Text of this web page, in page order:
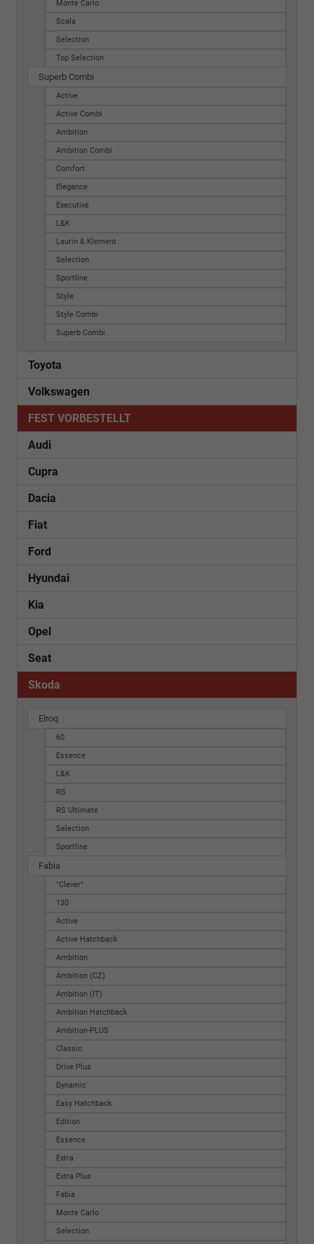
Monte Carlo
Scala
Selection
Top Selection
Superb Combi
Active
Active Combi
Ambition
Ambition Combi
Comfort
Elegance
Executive
L&K
Laurin & Klement
Selection
Sportline
Style
Style Combi
Superb Combi
Toyota
Volkswagen
FEST VORBESTELLT
Audi
Cupra
Dacia
Fiat
Ford
Hyundai
Kia
Opel
Seat
Skoda
Elroq
60
Essence
L&K
RS
RS Ultimate
Selection
Sportline
Fabia
"Clever"
130
Active
Active Hatchback
Ambition
Ambition (CZ)
Ambition (IT)
Ambition Hatchback
Ambition-PLUS
Classic
Drive Plus
Dynamic
Easy Hatchback
Edition
Essence
Extra
Extra Plus
Fabia
Monte Carlo
Selection